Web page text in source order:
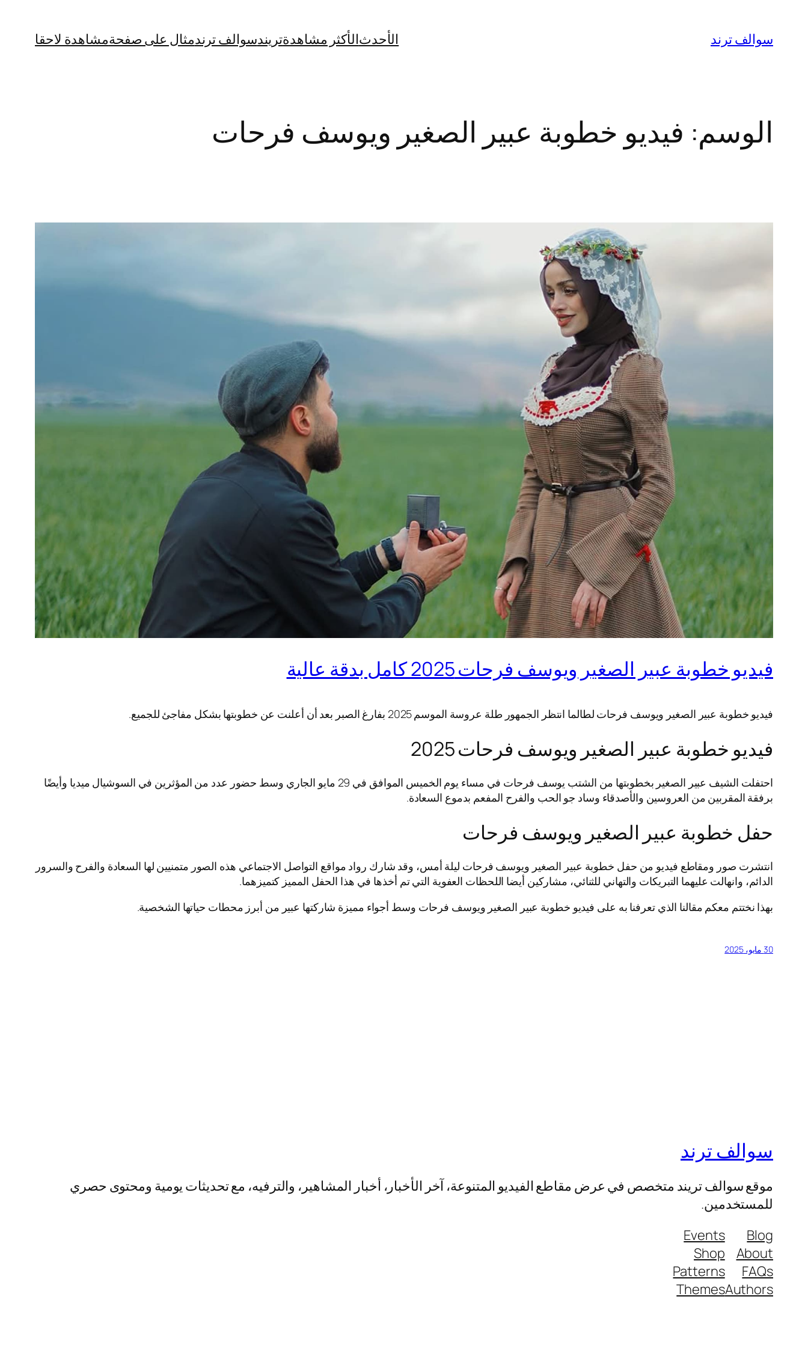
المحتوى
سوالف ترند الأحدثالأكثر مشاهدةتريندسوالف ترندمثال على صفحةمشاهدة لاحقا
الوسم: فيديو خطوبة عبير الصغير ويوسف فرحات
فيديو خطوبة عبير الصغير ويوسف فرحات 2025 كامل بدقة عالية
فيديو خطوبة عبير الصغير ويوسف فرحات لطالما انتظر الجمهور طلة عروسة الموسم 2025 بفارغ الصبر بعد أن أعلنت عن خطوبتها بشكل مفاجئ للجميع.
فيديو خطوبة عبير الصغير ويوسف فرحات 2025
احتفلت الشيف عبير الصغير بخطوبتها من الشتب يوسف فرحات في مساء يوم الخميس الموافق في 29 مايو الجاري وسط حضور عدد من المؤثرين في السوشيال ميديا وأيضًا
برفقة المقربين من العروسين والأصدقاء وساد جو الحب والفرح المفعم بدموع السعادة.
حفل خطوبة عبير الصغير ويوسف فرحات
انتشرت صور ومقاطع فيديو من حفل خطوبة عبير الصغير ويوسف فرحات ليلة أمس، وقد شارك رواد مواقع التواصل الاجتماعي هذه الصور متمنيين لها السعادة والفرح والسرور
الدائم، وانهالت عليهما التبريكات والتهاني للثنائي، مشاركين أيضا اللحظات العفوية التي تم أخذها في هذا الحفل المميز كتميزهما.
بهذا نختتم معكم مقالنا الذي تعرفنا به على فيديو خطوبة عبير الصغير ويوسف فرحات وسط أجواء مميزة شاركتها عبير من أبرز محطات حياتها الشخصية.
30 مايو، 2025
سوالف ترند
موقع سوالف تريند متخصص في عرض مقاطع الفيديو المتنوعة، آخر الأخبار، أخبار المشاهير، والترفيه، مع تحديثات يومية ومحتوى حصري
للمستخدمين.
Blog
About
FAQs
Authors
Events
Shop
Patterns
Themes